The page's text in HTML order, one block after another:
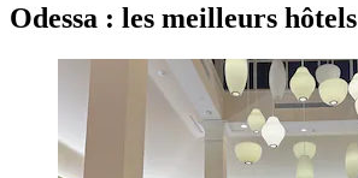
Odessa : les meilleurs hôtels